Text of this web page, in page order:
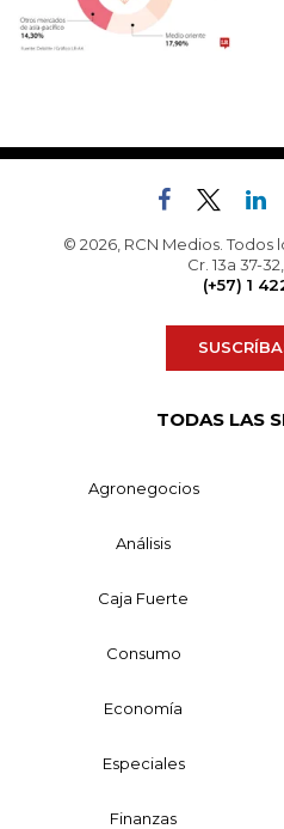
© 2026, RCN Medios. Todos
Cr. 13a 37-
(+57) 1
TODAS LAS
Agronegocios
Análisis
Caja Fuerte
Consumo
Economía
Especiales
Finanzas